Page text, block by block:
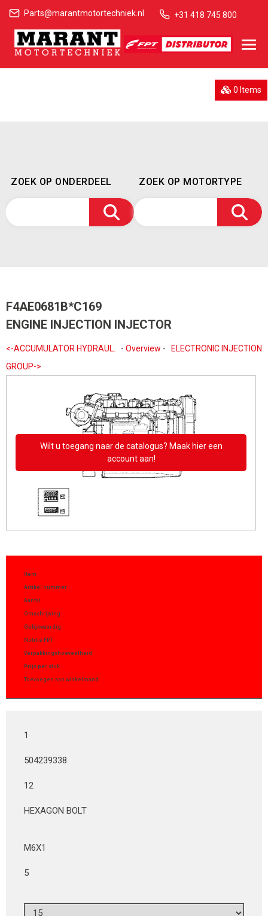
Parts@marantmotortechniek.nl +31 418 745 800
0 Items
ZOEK OP ONDERDEEL ZOEK OP MOTORTYPE
F4AE0681B*C169
ENGINE INJECTION INJECTOR
<-ACCUMULATOR HYDRAUL. - Overview -
ELECTRONIC INJECTION
GROUP->
Wilt u toegang naar de catalogus? Maak hier een
account aan!
Item
Artikel nummer
Aantal
Omschrijving
Gelijkwaardig
Notitie FPT
Verpakkingshoeveelheid
Prijs per stuk
Toevoegen aan winkelmand
1
504239338
12
HEXAGON BOLT
M6X1
5